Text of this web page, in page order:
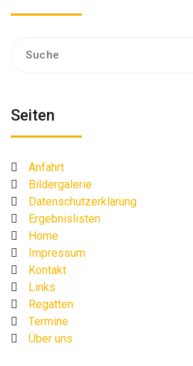
nach:
Seiten
Anfahrt
Bildergalerie
Datenschutzerklärung
Ergebnislisten
Home
Impressum
Kontakt
Links
Regatten
Termine
Über uns